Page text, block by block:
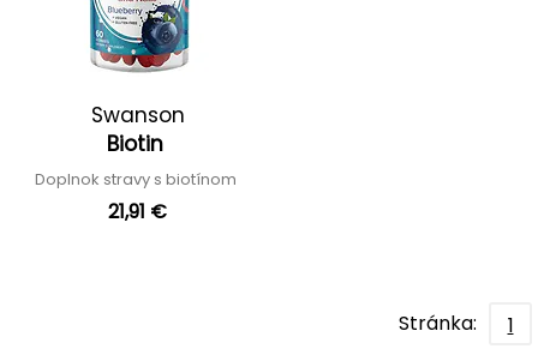
Swanson
Biotin
Doplnok stravy s biotínom
21,91 €
Stránka: 1